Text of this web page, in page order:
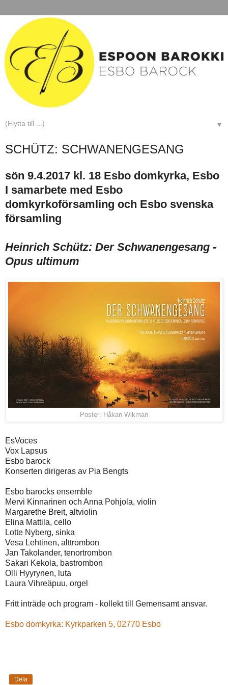
▼
SCHÜTZ: SCHWANENGESANG
sön 9.4.2017 kl. 18 Esbo domkyrka, Esbo
I samarbete med Esbo
domkyrkoförsamling och Esbo svenska
församling
Heinrich Schütz: Der Schwanengesang -
Opus ultimum
Poster: Håkan Wikman
EsVoces
Vox Lapsus
Esbo barock
Konserten dirigeras av Pia Bengts
Esbo barocks ensemble
Mervi Kinnarinen och Anna Pohjola, violin
Margarethe Breit, altviolin
Elina Mattila, cello
Lotte Nyberg, sinka
Vesa Lehtinen, alttrombon
Jan Takolander, tenortrombon
Sakari Kekola, bastrombon
Olli Hyyrynen, luta
Laura Vihreäpuu, orgel
Fritt inträde och program - kollekt till Gemensamt ansvar.
Esbo domkyrka: Kyrkparken 5, 02770 Esbo
Dela